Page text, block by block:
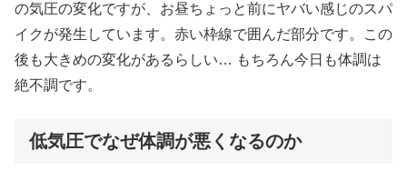
の気圧の変化ですが、お昼ちょっと前にヤバい感じのスパ
イクが発生しています。赤い枠線で囲んだ部分です。この
後も大きめの変化があるらしい… もちろん今日も体調は
絶不調です。
低気圧でなぜ体調が悪くなるのか